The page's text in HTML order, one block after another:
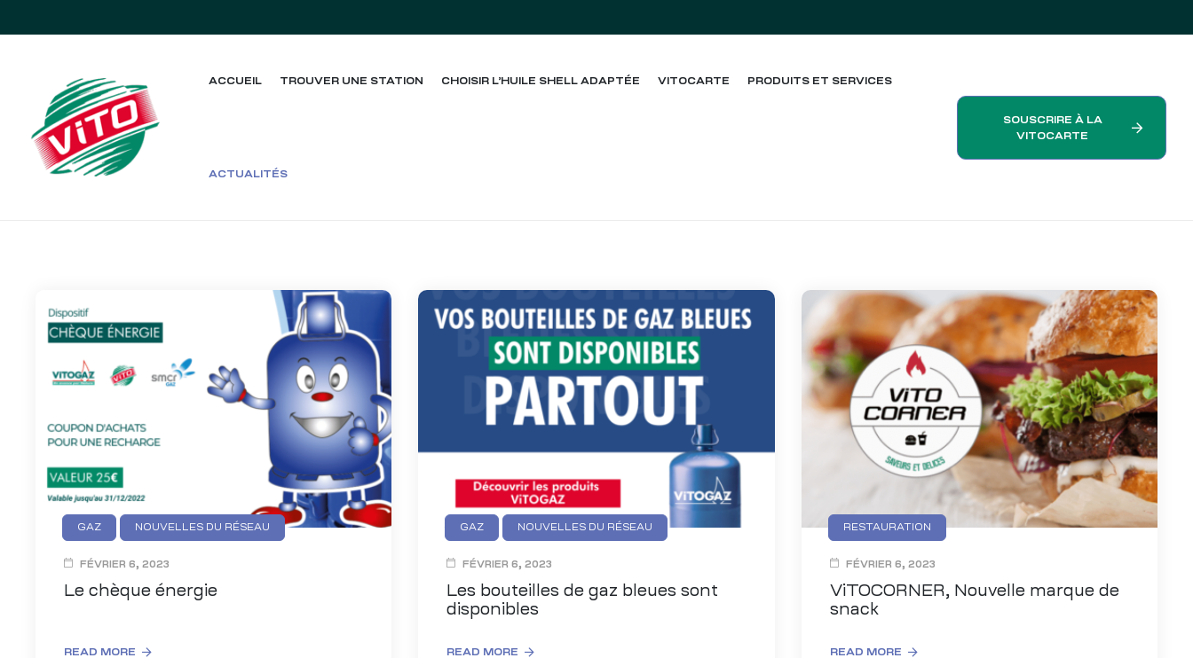
ACCUEIL TROUVER UNE STATION CHOISIR L’HUILE SHELL ADAPTÉE VITOCARTE PRODUITS ET SERVICES
ACTUALITÉS
SOUSCRIRE À LA
VITOCARTE
GAZ NOUVELLES DU RÉSEAU
Le chèque énergie
FÉVRIER 6, 2023
READ MORE
GAZ NOUVELLES DU RÉSEAU
Les bouteilles de gaz bleues sont
disponibles
FÉVRIER 6, 2023
READ MORE
RESTAURATION
ViTOCORNER, Nouvelle marque de
snack
FÉVRIER 6, 2023
READ MORE